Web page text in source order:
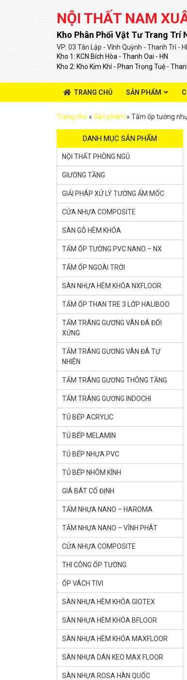
NỘI THẤT NAM
Kho Phân Phối Vật Tư Trang Trí
VP: 03 Tân Lập - Vĩnh Quỳnh - Thanh Trì -
Kho 1: KCN Bích Hòa - Thanh Oai - HN
Kho 2: Kho Kim Khí - Phan Trọng Tuệ -
TRANG CHỦ SẢN PHẨM
Trang chủ » Sản phẩm » Tấm ốp tường
DANH MỤC SẢN PHẨM
NỘI THẤT PHÒNG NGỦ
GIƯỜNG TẦNG
GIẢI PHÁP XỬ LÝ TƯỜNG ẨM MỐC
CỬA NHỰA COMPOSITE
SÀN GỖ HÈM KHÓA
TẤM ỐP TƯỜNG PVC NANO – NX
TẤM ỐP NGOÀI TRỜI
SÀN NHỰA HÈM KHÓA NXFLOOR
TẤM ỐP THAN TRE 3 LỚP HALIBOO
TẤM TRÁNG GƯƠNG VÂN ĐÁ ĐỐI
XỨNG
TẤM TRÁNG GƯƠNG VÂN ĐÁ TỰ
NHIÊN
TẤM TRÁNG GƯƠNG THÔNG TẦNG
TẤM TRÁNG GƯƠNG INDOCHI
TỦ BẾP ACRYLIC
TỦ BẾP MELAMIN
TỦ BẾP NHỰA PVC
TỦ BẾP NHÔM KÍNH
GIÁ BÁT CỐ ĐỊNH
TẤM NHỰA NANO – HAROMA
TẤM NHỰA NANO – VĨNH PHÁT
CỬA NHỰA COMPOSITE
THI CÔNG ỐP TƯỜNG
ỐP VÁCH TIVI
SÀN NHỰA HÈM KHÓA GlOTEX
SÀN NHỰA HÈM KHÓA BFLOOR
SÀN NHỰA HÈM KHÓA MAXFLOOR
SÀN NHỰA DÁN KEO MAX FLOOR
SÀN NHỰA ROSA HÀN QUỐC